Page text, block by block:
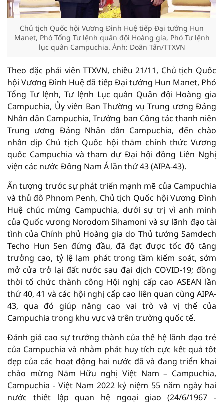
Chủ tịch Quốc hội Vương Đình Huệ tiếp Đại tướng Hun
Manet, Phó Tổng Tư lệnh quân đội Hoàng gia, Phó Tư lệnh
lục quân Campuchia. Ảnh: Doãn Tấn/TTXVN
Theo đặc phái viên TTXVN, chiều 21/11, Chủ tịch Quốc
hội Vương Đình Huệ đã tiếp Đại tướng Hun Manet, Phó
Tổng Tư lệnh, Tư lệnh Lục quân Quân đội Hoàng gia
Campuchia, Ủy viên Ban Thường vụ Trung ương Đảng
Nhân dân Campuchia, Trưởng ban Công tác thanh niên
Trung ương Đảng Nhân dân Campuchia, đến chào
nhân dịp Chủ tịch Quốc hội thăm chính thức Vương
quốc Campuchia và tham dự Đại hội đồng Liên Nghị
viện các nước Đông Nam Á lần thứ 43 (AIPA-43).
Ấn tượng trước sự phát triển mạnh mẽ của Campuchia
và thủ đô Phnom Penh, Chủ tịch Quốc hội Vương Đình
Huệ chúc mừng Campuchia, dưới sự trị vì anh minh
của Quốc vương Norodom Sihamoni và sự lãnh đạo tài
tình của Chính phủ Hoàng gia do Thủ tướng Samdech
Techo Hun Sen đứng đầu, đã đạt được tốc độ tăng
trưởng cao, tỷ lệ lạm phát trong tầm kiểm soát, sớm
mở cửa trở lại đất nước sau đại dịch COVID-19; đồng
thời tổ chức thành công Hội nghị cấp cao ASEAN lần
thứ 40, 41 và các hội nghị cấp cao liên quan cùng AIPA-
43, qua đó giúp nâng cao vai trò và vị thế của
Campuchia trong khu vực và trên trường quốc tế.
Đánh giá cao sự trưởng thành của thế hệ lãnh đạo trẻ
của Campuchia và nhằm phát huy tích cực kết quả tốt
đẹp của các hoạt động hai nước đã và đang triển khai
chào mừng Năm Hữu nghị Việt Nam – Campuchia,
Campuchia - Việt Nam 2022 kỷ niệm 55 năm ngày hai
nước thiết lập quan hệ ngoại giao (24/6/1967 -